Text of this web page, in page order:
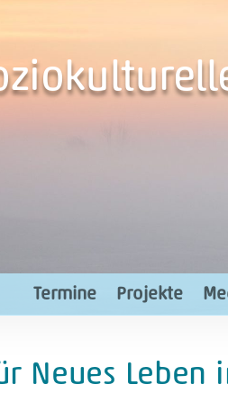
Termine Projekte
Neues Leben